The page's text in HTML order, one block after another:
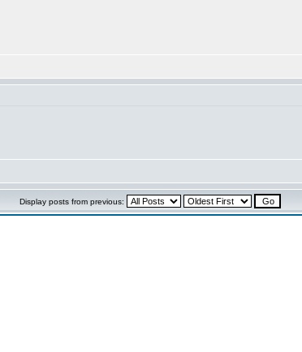
Display posts from previous: